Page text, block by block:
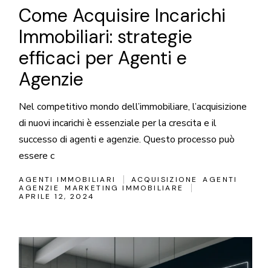
Come Acquisire Incarichi
Immobiliari: strategie
efficaci per Agenti e
Agenzie
Nel competitivo mondo dell’immobiliare, l’acquisizione
di nuovi incarichi è essenziale per la crescita e il
successo di agenti e agenzie. Questo processo può
essere c
AGENTI IMMOBILIARI ACQUISIZIONE
AGENTI
AGENZIE
MARKETING IMMOBILIARE
APRILE 12, 2024